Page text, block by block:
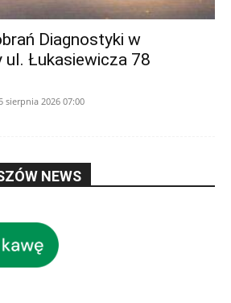
Diagnostyki w
ul. Łukasiewicza 78
sierpnia 2026 07:00
NEWS